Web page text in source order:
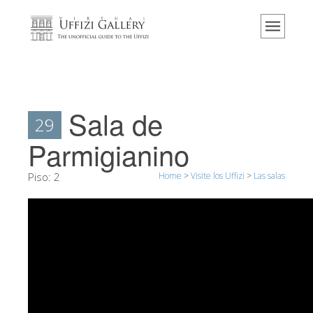
Home
Eventos y exposiciones
Los comentarios de los visitantes
Contáctenos
Visite los Uffizi
29 Sala de
Parmigianino
Home >Visite los Uffizi > Las salas
Piso: 2